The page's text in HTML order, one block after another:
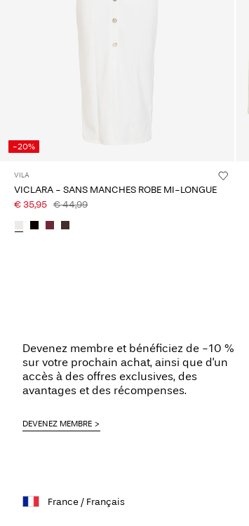
-20%
VILA
VICLARA - SANS MANCHES ROBE MI-LONGUE
€ 35,95 € 44,99
Devenez membre et bénéficiez de -10 %
sur votre prochain achat, ainsi que d'un
accès à des offres exclusives, des
avantages et des récompenses.
DEVENEZ MEMBRE
France / Français